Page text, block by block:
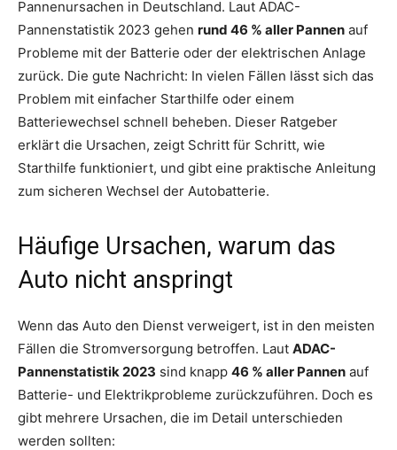
Pannenursachen in Deutschland. Laut ADAC-
Pannenstatistik 2023 gehen rund 46 % aller Pannen auf
Probleme mit der Batterie oder der elektrischen Anlage
zurück. Die gute Nachricht: In vielen Fällen lässt sich das
Problem mit einfacher Starthilfe oder einem
Batteriewechsel schnell beheben. Dieser Ratgeber
erklärt die Ursachen, zeigt Schritt für Schritt, wie
Starthilfe funktioniert, und gibt eine praktische Anleitung
zum sicheren Wechsel der Autobatterie.
Häufige Ursachen, warum das
Auto nicht anspringt
Wenn das Auto den Dienst verweigert, ist in den meisten
Fällen die Stromversorgung betroffen. Laut ADAC-
Pannenstatistik 2023 sind knapp 46 % aller Pannen auf
Batterie- und Elektrikprobleme zurückzuführen. Doch es
gibt mehrere Ursachen, die im Detail unterschieden
werden sollten: